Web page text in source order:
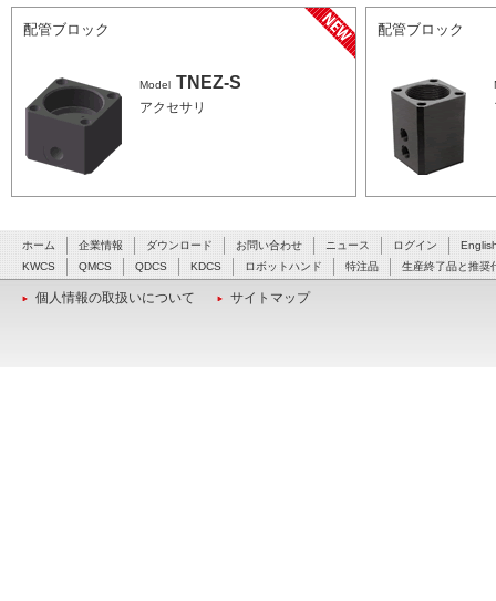
配管ブロック
Model TNEZ-S
アクセサリ
配管ブロック
ホーム 企業情報 ダウンロード お問い合わせ ニュース ログイン
KWCS
QMCS QDCS KDCS ロボットハンド 特注品 生産終了品と推奨
個人情報の取扱いについて サイトマップ